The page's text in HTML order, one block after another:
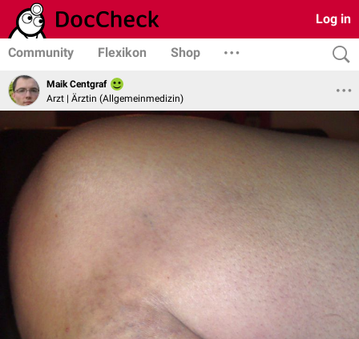
Log in
Community Flexikon Shop
Maik Centgraf
Arzt | Ärztin (Allgemeinmedizin)